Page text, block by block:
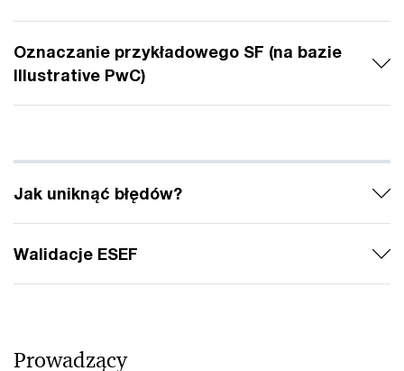
Oznaczanie przykładowego SF (na bazie
Illustrative PwC)
Jak uniknąć błędów?
Walidacje ESEF
Prowadzący